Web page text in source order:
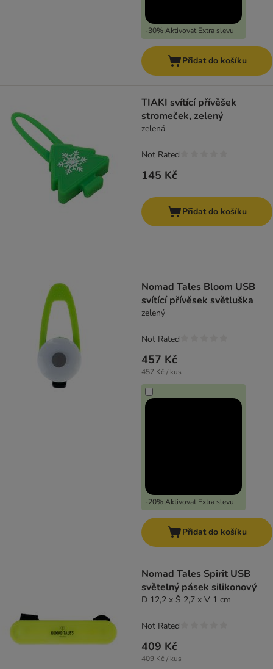
-30% Aktivovat Extra slevu
Přidat do košíku
TIAKI svítící přívěšek
stromeček, zelený
zelená
145 Kč
Not Rated
Přidat do košíku
Nomad Tales Bloom USB
svítící přívěsek světluška
zelený
457 Kč
457 Kč / kus
-20% Aktivovat Extra slevu
Not Rated
Přidat do košíku
Nomad Tales Spirit USB
světelný pásek silikonový
D 12,2 x Š 2,7 x V 1 cm
409 Kč
409 Kč / kus
Not Rated